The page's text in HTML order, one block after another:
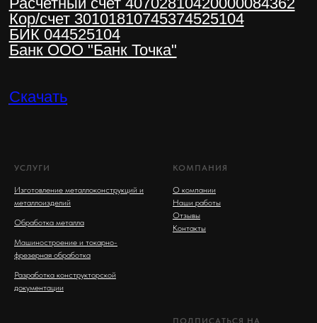
УСЛУГИ
Изготовление металлоконструкций и
металлоизделий
Обработка металла
Машиностроение и токарно-
фрезерная обработка
Разработка конструкторской
документации
КОМПАНИЯ
О компании
Наши работы
Отзывы
Контакты